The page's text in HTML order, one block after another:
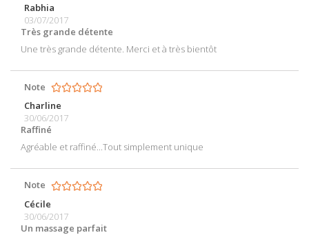
Rabhia
03/07/2017
Très grande détente
Une très grande détente. Merci et à très bientôt
Note
Charline
30/06/2017
Raffiné
Agréable et raffiné...Tout simplement unique
Note
Cécile
30/06/2017
Un massage parfait